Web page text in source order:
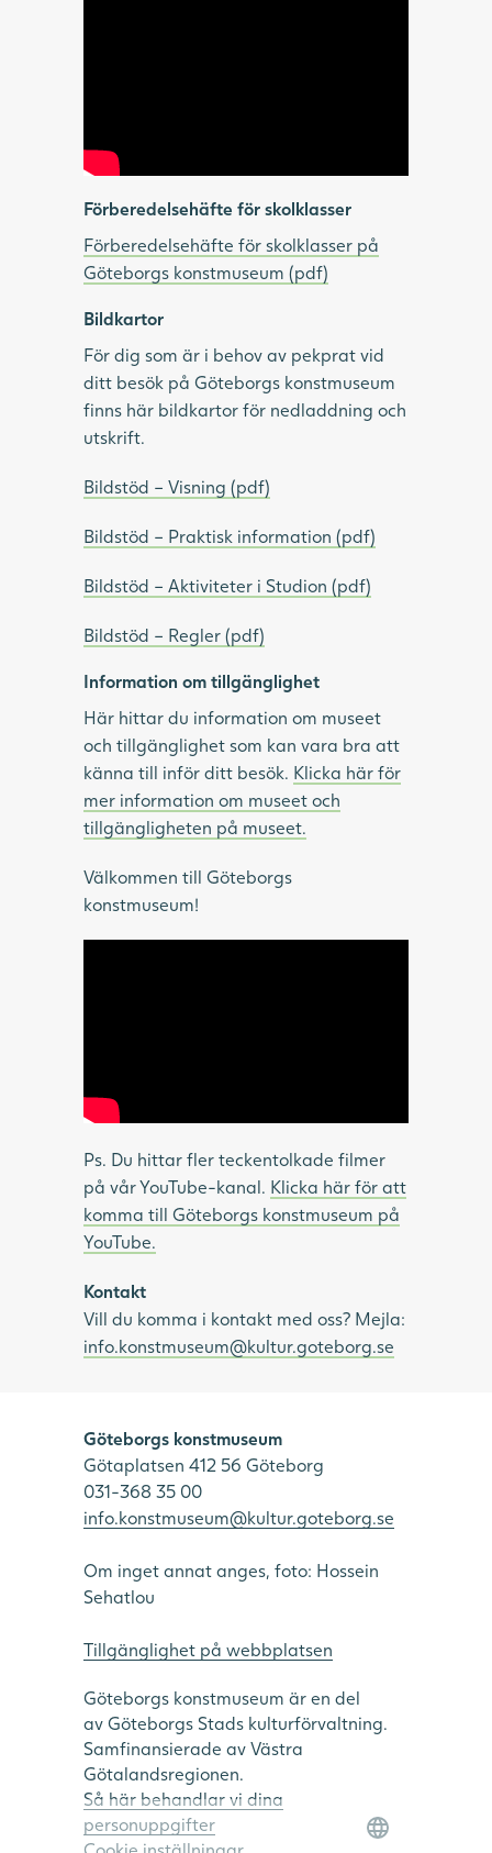
Förberedelsehäfte för skolklasser
Förberedelsehäfte för skolklasser på
Göteborgs konstmuseum (pdf)
Bildkartor
För dig som är i behov av pekprat vid
ditt besök på Göteborgs konstmuseum
finns här bildkartor för nedladdning och
utskrift.
Bildstöd – Visning (pdf)
Bildstöd – Praktisk information (pdf)
Bildstöd – Aktiviteter i Studion (pdf)
Bildstöd – Regler (pdf)
Information om tillgänglighet
Här hittar du information om museet
och tillgänglighet som kan vara bra att
känna till inför ditt besök. Klicka här för
mer information om museet och
tillgängligheten på museet.
Välkommen till Göteborgs
konstmuseum!
Ps. Du hittar fler teckentolkade filmer
på vår YouTube-kanal. Klicka här för att
komma till Göteborgs konstmuseum på
YouTube.
Kontakt
Vill du komma i kontakt med oss? Mejla:
info.konstmuseum@kultur.goteborg.se
Göteborgs konstmuseum
Götaplatsen 412 56 Göteborg
031-368 35 00
info.konstmuseum@kultur.goteborg.se
Om inget annat anges, foto: Hossein
Sehatlou
Tillgänglighet på webbplatsen
Göteborgs konstmuseum är en del
av Göteborgs Stads kulturförvaltning.
Samfinansierade av Västra
Götalandsregionen.
Så här behandlar vi dina
personuppgifter